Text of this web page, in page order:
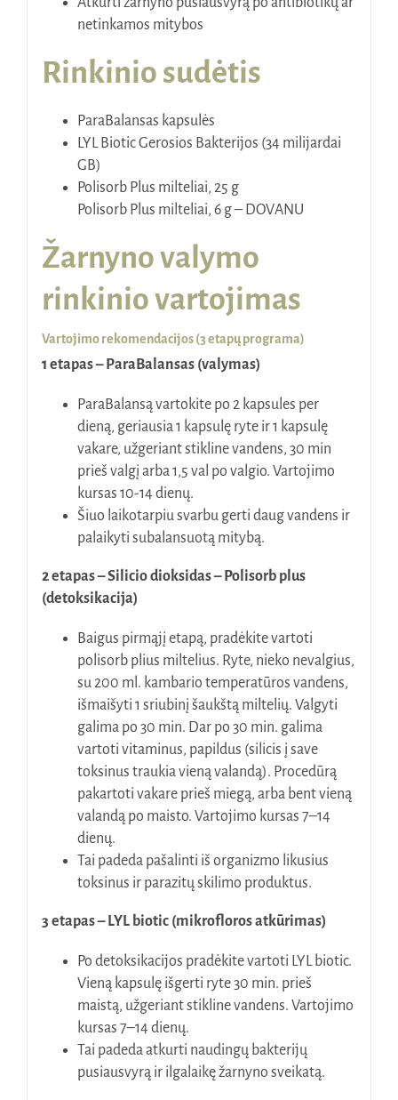
netinkamos mitybos
Rinkinio sudėtis
ParaBalansas kapsulės
LYL Biotic Gerosios Bakterijos (34 milijardai
GB)
Polisorb Plus milteliai, 25 g
Polisorb Plus milteliai, 6 g – DOVANU
Žarnyno valymo
rinkinio vartojimas
Vartojimo rekomendacijos (3 etapų programa)
1 etapas – ParaBalansas (valymas)
ParaBalansą vartokite po 2 kapsules per
dieną, geriausia 1 kapsulę ryte ir 1 kapsulę
vakare, užgeriant stikline vandens, 30 min
prieš valgį arba 1,5 val po valgio. Vartojimo
kursas 10-14 dienų.
Šiuo laikotarpiu svarbu gerti daug vandens ir
palaikyti subalansuotą mitybą.
2 etapas – Silicio dioksidas – Polisorb plus
(detoksikacija)
Baigus pirmąjį etapą, pradėkite vartoti
polisorb plius miltelius. Ryte, nieko nevalgius,
su 200 ml. kambario temperatūros vandens,
išmaišyti 1 sriubinį šaukštą miltelių. Valgyti
galima po 30 min. Dar po 30 min. galima
vartoti vitaminus, papildus (silicis į save
toksinus traukia vieną valandą). Procedūrą
pakartoti vakare prieš miegą, arba bent vieną
valandą po maisto. Vartojimo kursas 7–14
dienų.
Tai padeda pašalinti iš organizmo likusius
toksinus ir parazitų skilimo produktus.
3 etapas – LYL biotic (mikrofloros atkūrimas)
Po detoksikacijos pradėkite vartoti LYL biotic.
Vieną kapsulę išgerti ryte 30 min. prieš
maistą, užgeriant stikline vandens. Vartojimo
kursas 7–14 dienų.
Tai padeda atkurti naudingų bakterijų
pusiausvyrą ir ilgalaikę žarnyno sveikatą.